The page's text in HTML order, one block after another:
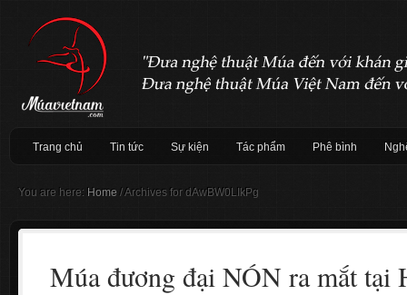
Trang chủ Tin tức Sự kiện Tác phẩm Phê bình
You are here: Home /Archives for dAwBW0LIkPg
Múa đương đại NÓN ra mắt tại